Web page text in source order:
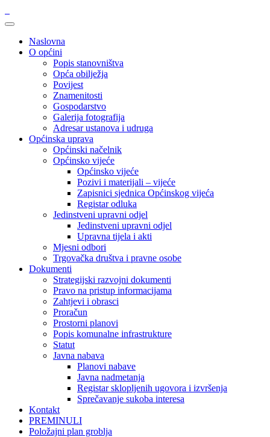
Naslovna
O općini
Popis stanovništva
Opća obilježja
Povijest
Znamenitosti
Gospodarstvo
Galerija fotografija
Adresar ustanova i udruga
Općinska uprava
Općinski načelnik
Općinsko vijeće
Općinsko vijeće
Pozivi i materijali – vijeće
Zapisnici sjednica Općinskog vijeća
Registar odluka
Jedinstveni upravni odjel
Jedinstveni upravni odjel
Upravna tijela i akti
Mjesni odbori
Trgovačka društva i pravne osobe
Dokumenti
Strategijski razvojni dokumenti
Pravo na pristup informacijama
Zahtjevi i obrasci
Proračun
Prostorni planovi
Popis komunalne infrastrukture
Statut
Javna nabava
Planovi nabave
Javna nadmetanja
Registar sklopljenih ugovora i izvršenja
Sprečavanje sukoba interesa
Kontakt
PREMINULI
Položajni plan groblja